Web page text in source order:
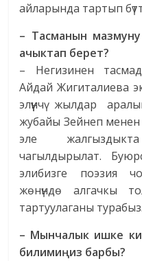
айларында тартып
– Тасманын
ачыктап берет?
– Негизинен
Айдай Жигиталиева
элүүнчү жылдар
жубайы Зейнеп
эле
чагылдырылат.
элибизге поэзия
жөнүндө алгачкы
тартуулаганы турабыз.
– Мынчалык ишке
билимиңиз барбы?